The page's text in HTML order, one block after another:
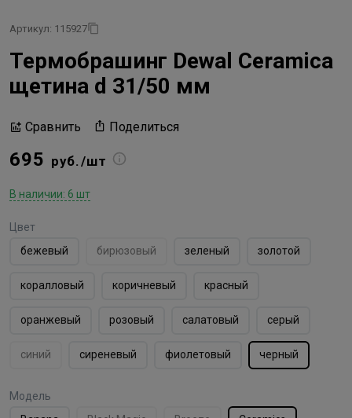
Артикул: 115927
Термобрашинг Dewal Ceramica
щетина d 31/50 мм
Сравнить Поделиться
695 руб./шт
В наличии: 6 шт
Цвет
бежевый
бирюзовый зеленый золотой
коралловый коричневый красный
оранжевый розовый салатовый серый
синий сиреневый фиолетовый черный
Модель